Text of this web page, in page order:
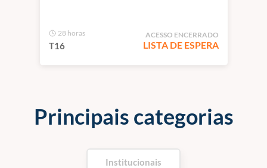
28 horas
T16
ACESSO ENCERRADO
LISTA DE ESPERA
Principais categorias
Institucionais